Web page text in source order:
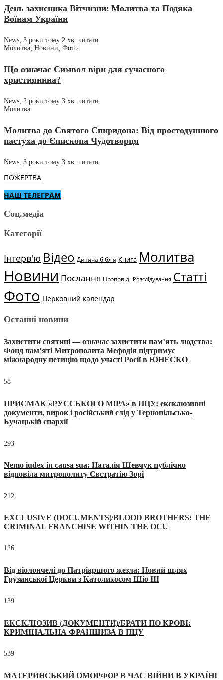
День захисника Вітчизни: Молитва та Подяка
Воїнам України
News 3 роки тому 2 хв. читати
Молитва Новини Фото
Що означає Символ віри для сучасного
християнина?
News 2 роки тому 3 хв. читати
Молитва
Молитва до Святого Спиридона: Від простодушного
пастуха до Єпископа Чудотворця
News 3 роки тому 3 хв. читати
ПОЖЕРТВА
НАШ ТЕЛЕГРАМ
Соц.медіа
Категорії
Інтерв'ю Відео Дитяча біблія Книга Молитва
Новини Послання Проповіді Розслідування Статті
Фото Церковний календар
Останні новини
Захистити святині — означає захистити пам’ять людства:
Фонд пам’яті Митрополита Мефодія підтримує
міжнародну петицію щодо участі Росії в ЮНЕСКО
58
ПРИСМАК «РУССЬКОГО МІРА» в ПЦУ: ексклюзивні
документи, вирок і російський слід у Тернопільсько-
Бучацькій єпархії
293
Nemo iudex in causa sua: Наталія Шевчук публічно
відповіла митрополиту Євстратію Зорі
212
EXCLUSIVE (DOCUMENTS)/BLOOD BROTHERS: THE
CRIMINAL FRANCHISE WITHIN THE OCU
126
Від віолончелі до Патріаршого жезла: Новий шлях
Грузинської Церкви з Католикосом Шіо III
139
ЕКСКЛЮЗИВ (ДОКУМЕНТИ)/БРАТИ ПО КРОВІ:
КРИМІНАЛЬНА ФРАНШИЗА В ПЦУ
539
МАТЕРИНСЬКИЙ ОМОРФОР В ЧАС ВІЙНИ В УКРАЇНІ